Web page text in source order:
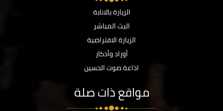
الزيارة بالانابة
البث المباشر
الزيارة الافتراضية
أوراد وأذكار
اذاعة صوت الحسين
مواقع ذات صلة